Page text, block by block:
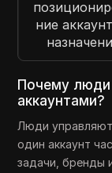
ние
Почему люди
аккаунтами?
Люди управляют
один аккаунт
задачи, бренды